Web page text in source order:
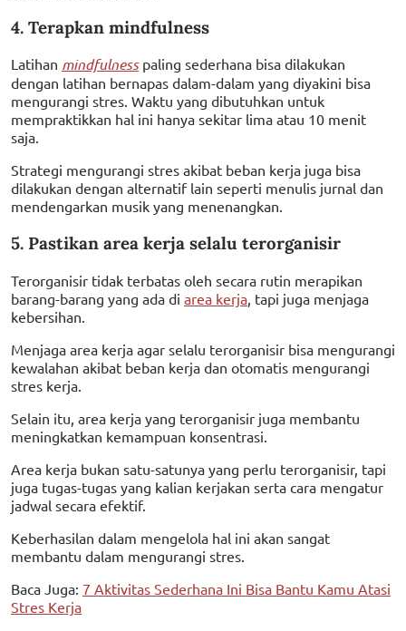
4. Terapkan mindfulness
Latihan mindfulnesspaling sederhana bisa dilakukan
dengan latihan bernapas dalam-dalam yang diyakini bisa
mengurangi stres. Waktu yang dibutuhkan untuk
mempraktikkan hal ini hanya sekitar lima atau 10 menit
saja.
Strategi mengurangi stres akibat beban kerja juga bisa
dilakukan dengan alternatif lain seperti menulis jurnal dan
mendengarkan musik yang menenangkan.
5. Pastikan area kerja selalu terorganisir
Terorganisir tidak terbatas oleh secara rutin merapikan
barang-barang yang ada di area kerja , tapi juga menjaga
kebersihan.
Menjaga area kerja agar selalu terorganisir bisa mengurangi
kewalahan akibat beban kerja dan otomatis mengurangi
stres kerja.
Selain itu, area kerja yang terorganisir juga membantu
meningkatkan kemampuan konsentrasi.
Area kerja bukan satu-satunya yang perlu terorganisir, tapi
juga tugas-tugas yang kalian kerjakan serta cara mengatur
jadwal secara efektif.
Keberhasilan dalam mengelola hal ini akan sangat
membantu dalam mengurangi stres.
Baca Juga: 7 Aktivitas Sederhana Ini Bisa Bantu Kamu Atasi
Stres Kerja